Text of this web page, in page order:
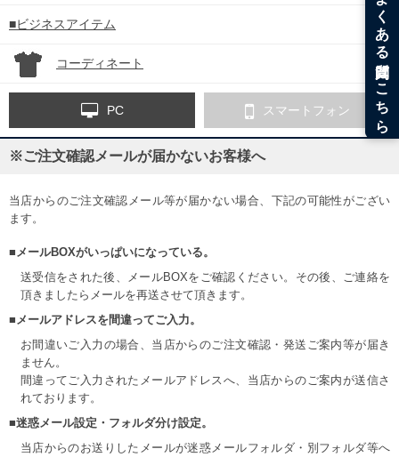
■ビジネスアイテム
コーディネート
PC スマートフォン
※ご注文確認メールが届かないお客様へ
当店からのご注文確認メール等が届かない場合、下記の可能性がござい
ます。
■メールBOXがいっぱいになっている。
送受信をされた後、メールBOXをご確認ください。その後、ご連絡を
頂きましたらメールを再送させて頂きます。
■メールアドレスを間違ってご入力。
お間違いご入力の場合、当店からのご注文確認・発送ご案内等が届き
ません。
間違ってご入力されたメールアドレスへ、当店からのご案内が送信さ
れております。
■迷惑メール設定・フォルダ分け設定。
当店からのお送りしたメールが迷惑メールフォルダ・別フォルダ等へ